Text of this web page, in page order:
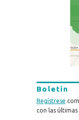
Boletín
Regístrese
con las